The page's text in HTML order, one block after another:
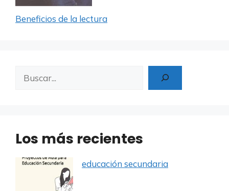
Beneficios de la lectura
Los más recientes
educación secundaria